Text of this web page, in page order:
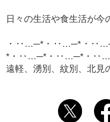
日々の生活や食生活が今
・‥…─*・‥…─*・
*・‥…─*・‥…─*・
遠軽、湧別、紋別、北見
生まれる前から死ぬま
更には外見、心まで前